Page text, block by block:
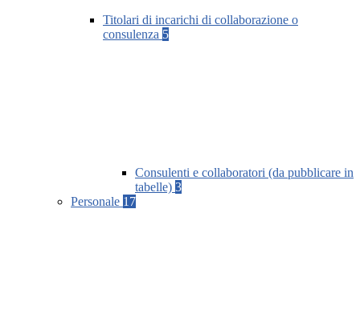
Titolari di incarichi di collaborazione o
consulenza 5
Consulenti e collaboratori (da pubblicare in
tabelle) 3
Personale 17